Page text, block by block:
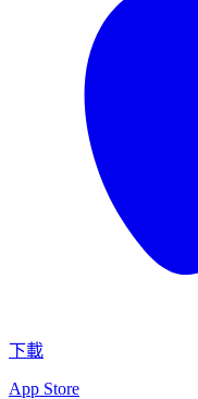
下載
App Store